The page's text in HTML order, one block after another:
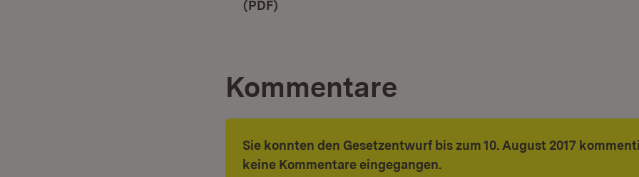
(PDF)
Kommentare
Sie konnten den Gesetzentwurf bis zum 10. August 2017
keine Kommentare eingegangen.